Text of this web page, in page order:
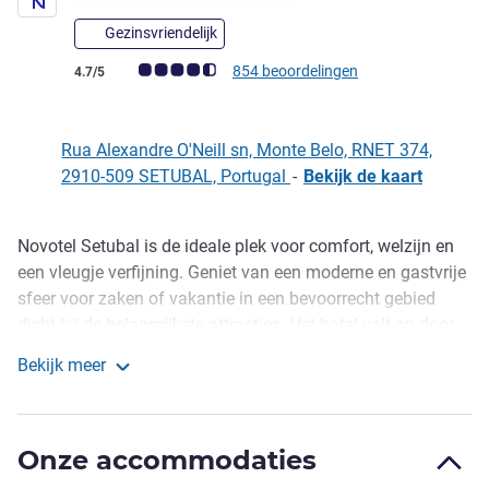
Gezinsvriendelijk
Avis-klantbeoordeling (ALL beoordeling)
4.7/5 854 beoordelingen
Rua Alexandre O'Neill sn, Monte Belo, RNET 374,
2910-509 SETUBAL, Portugal - Bekijk de kaart
Omschrijving
Novotel Setubal is de ideale plek voor comfort, welzijn en
een vleugje verfijning. Geniet van een moderne en gastvrije
sfeer voor zaken of vakantie in een bevoorrecht gebied
plek om te ontspannen nadat u de natuurlijke en culturele
Met ruime en goed uitgeruste kamers garandeert Novotel
Bekijk meer
Onze accommodaties